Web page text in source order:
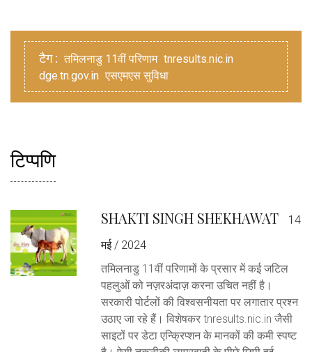
टैग : तमिलनाडु 11वीं परिणाम tnresults.nic.in
dge.tn.gov.in एसएमएस सुविधा
टिप्पणि
SHAKTI SINGH SHEKHAWAT
14
मई / 2024
तमिलनाडु 11वीं परिणामों के प्रसार में कई जटिल
पहलुओं को नज़रअंदाज़ करना उचित नहीं है।
सरकारी पोर्टलों की विश्वसनीयता पर लगातार प्रश्न
उठाए जा रहे हैं। विशेषकर tnresults.nic.in जैसी
साइटों पर डेटा एन्क्रिप्शन के मानकों की कमी स्पष्ट